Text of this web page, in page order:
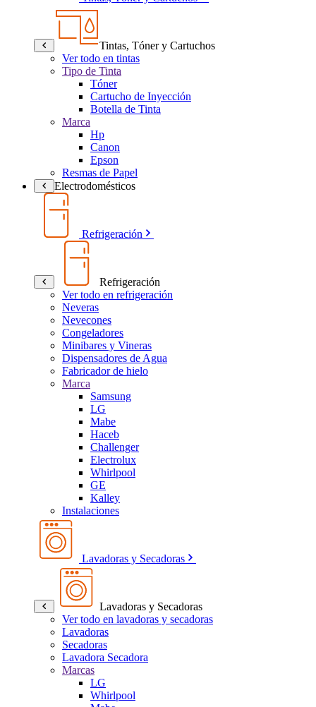
Tintas, Tóner y Cartuchos
Ver todo en tintas
Tipo de Tinta
Tóner
Cartucho de Inyección
Botella de Tinta
Marca
Hp
Canon
Epson
Resmas de Papel
Electrodomésticos
Refrigeración
Refrigeración
Ver todo en refrigeración
Neveras
Nevecones
Congeladores
Minibares y Vineras
Dispensadores de Agua
Fabricador de hielo
Marca
Samsung
LG
Mabe
Haceb
Challenger
Electrolux
Whirlpool
GE
Kalley
Instalaciones
Lavadoras y Secadoras
Lavadoras y Secadoras
Ver todo en lavadoras y secadoras
Lavadoras
Secadoras
Lavadora Secadora
Marcas
LG
Whirlpool